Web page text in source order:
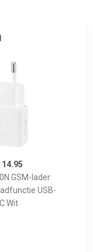
14.95
GSM-lader
USB-
C Wit